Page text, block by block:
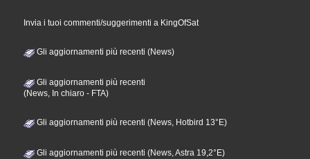
Invia i tuoi commenti/suggerimenti a KingOfSat
Gli aggiornamenti più recenti (News)
Gli aggiornamenti più recenti
(News, In chiaro - FTA)
Gli aggiornamenti più recenti (News, Hotbird 13°E)
Gli aggiornamenti più recenti (News, Astra 19,2°E)